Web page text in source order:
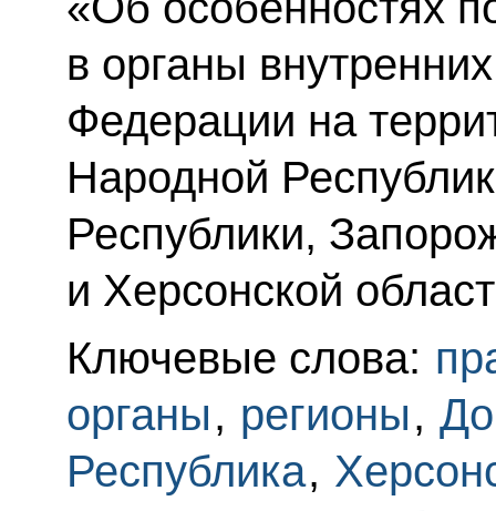
в органы
Федерации на
Народной
Республики,
и Херсонской
Ключевые слова:
органы, регионы,
Республика,